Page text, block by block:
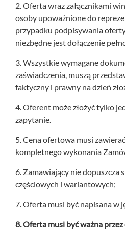
2. Oferta wraz załącznikami
osoby upoważnione do
przypadku podpisywania
niezbędne jest dołączenie
3. Wszystkie wymagane
zaświadczenia, muszą
faktyczny i prawny na dzień
4. Oferent może złożyć tylko
zapytanie.
5. Cena ofertowa musi
kompletnego wykonania
6. Zamawiający nie dopuszcza
częściowych i wariantowych;
7. Oferta musi być napisana w
8. Oferta musi być ważna